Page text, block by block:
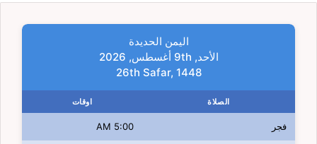
اليمن الحديدة
الأحد, 9th أغسطس, 2026
26th Safar, 1448
الصلاة اوقات
فجر 5:00 AM